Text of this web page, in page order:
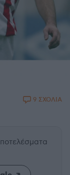
9 ΣΧΟΛΙΑ